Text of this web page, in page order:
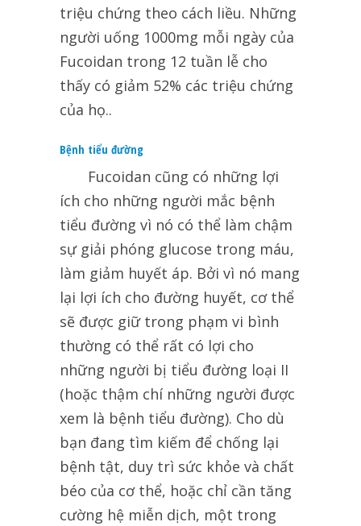
triệu chứng theo cách liều. Những
người uống 1000mg mỗi ngày của
Fucoidan trong 12 tuần lễ cho
thấy có giảm 52% các triệu chứng
của họ..
Bệnh tiểu đường
Fucoidan cũng có những lợi
ích cho những người mắc bệnh
tiểu đường vì nó có thể làm chậm
sự giải phóng glucose trong máu,
làm giảm huyết áp. Bởi vì nó mang
lại lợi ích cho đường huyết, cơ thể
sẽ được giữ trong phạm vi bình
thường có thể rất có lợi cho
những người bị tiểu đường loại II
(hoặc thậm chí những người được
xem là bệnh tiểu đường). Cho dù
bạn đang tìm kiếm để chống lại
bệnh tật, duy trì sức khỏe và chất
béo của cơ thể, hoặc chỉ cần tăng
cường hệ miễn dịch, một trong